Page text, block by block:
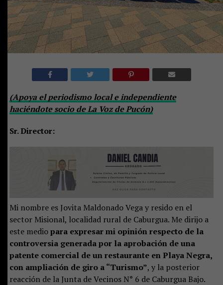
(Apoya el periodismo local e independiente
haciéndote socio de La Voz de Pucón)
Sr. Director:
Mi nombre es Jovita Maldonado Vega y resido en el
sector Misional, localidad rural de Caburgua. Me dirijo a
este mediopara expresar mi opinión respecto de la
controversia generada por la aprobación de una
patente comercial de un restaurante en Playa Negra,
con ampliación de giro a “Turismo”, y la posterior
reacción de la Junta de Vecinos N° 6 de Caburgua Bajo.